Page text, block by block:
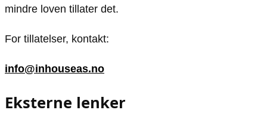
mindre loven tillater det.
For tillatelser, kontakt:
info@inhouseas.no
Eksterne lenker